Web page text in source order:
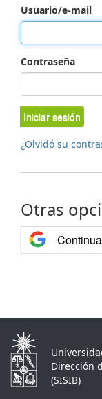
Usuario/e-mail
Contraseña
Iniciar sesión
¿Olvidó su
Otras
Dirección
(SISIB)